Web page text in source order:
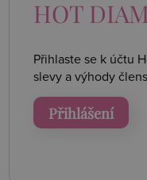
HOT
Přihlaste se k účtu
slevy a výhody
Přihlášení